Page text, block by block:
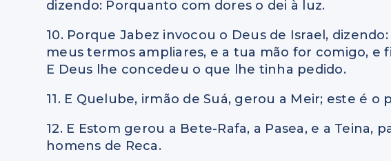
dizendo: Porquanto com dores o dei à luz.
10. Porque Jabez invocou o Deus de Israel,
meus termos ampliares, e a tua mão for comigo, e
E Deus lhe concedeu o que lhe tinha pedido.
11. E Quelube, irmão de Suá, gerou a Meir; este é o
12. E Estom gerou a Bete-Rafa, a Pasea, e a Teina,
homens de Reca.